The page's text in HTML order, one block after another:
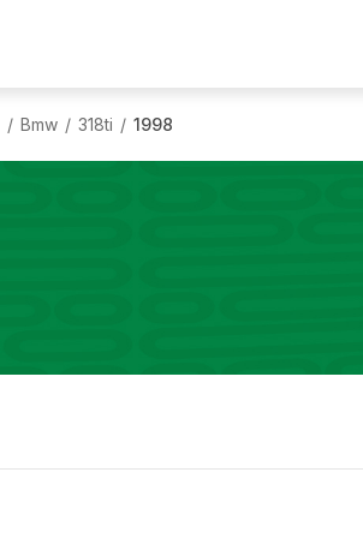
/ Bmw / 318ti / 1998